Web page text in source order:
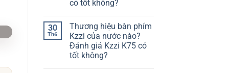
có tốt không?
bình
luận
ở
Thương
hiệu
bàn
30
Th6
Thương hiệu bàn phím
Kzzi của nước nào?
Đánh giá Kzzi K75 có
tốt không?